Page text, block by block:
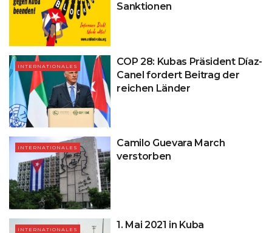
Sanktionen
INTERNATIONALES
COP 28: Kubas Präsident Díaz-
Canel fordert Beitrag der
reichen Länder
INTERNATIONALES
Camilo Guevara March
verstorben
INTERNATIONALES 1. Mai 2021 in Kuba